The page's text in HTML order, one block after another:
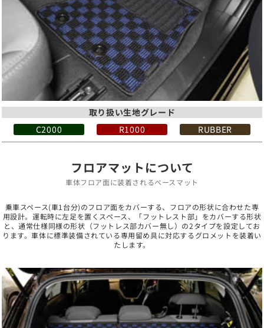
取り扱い生地グレード
C2000
R1000 RUBBER
フロアマットについて
車体フロア面に装着されるベースマット
乗車スペース(車1台分)のフロア面をカバーする、フロアの形状に合わせた専
用設計。運転時に左足を置くスペース、「フットレスト部」をカバーする形状
と、通常仕様同様の形状（フットレス部カバー無し）の2タイプを設定してお
ります。車体に標準装備されている専用留め具に対応するグロメットを装着い
たします。